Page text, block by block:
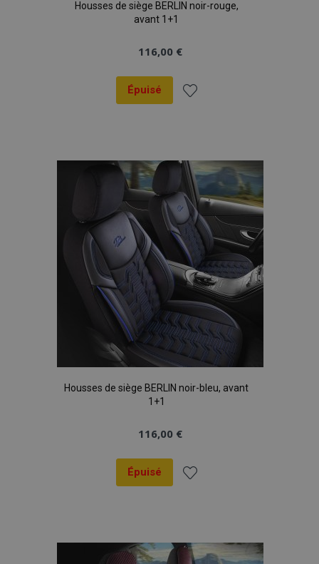
Housses de siège BERLIN noir-rouge,
avant 1+1
116,00 €
Épuisé
liste
d'achats
Housses de siège BERLIN noir-bleu, avant
1+1
116,00 €
Épuisé
liste